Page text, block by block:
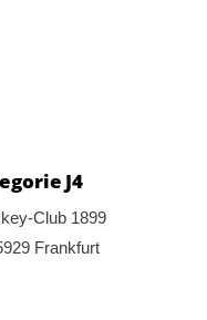
J4
Club 1899
Frankfurt